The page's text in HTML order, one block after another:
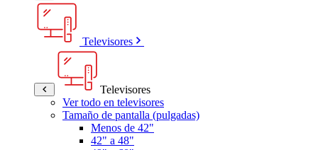
Televisores
Televisores
Ver todo en televisores
Tamaño de pantalla (pulgadas)
Menos de 42"
42" a 48"